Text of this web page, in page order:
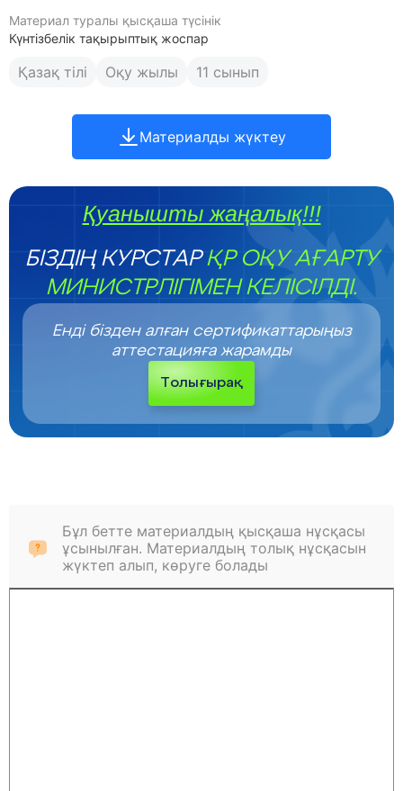
Материал туралы қысқаша түсінік
Күнтізбелік тақырыптық жоспар
Қазақ тілі Оқу жылы 11 сынып
Материалды жүктеу
Қуанышты жаңалық!!!
БІЗДІҢ КУРСТАРҚР ОҚУ АҒАРТУ
МИНИСТРЛІГІМЕН КЕЛІСІЛДІ.
Енді бізден алған сертификаттарыңыз
аттестацияға жарамды
Толығырақ
Бұл бетте материалдың қысқаша нұсқасы
ұсынылған. Материалдың толық нұсқасын
жүктеп алып, көруге болады